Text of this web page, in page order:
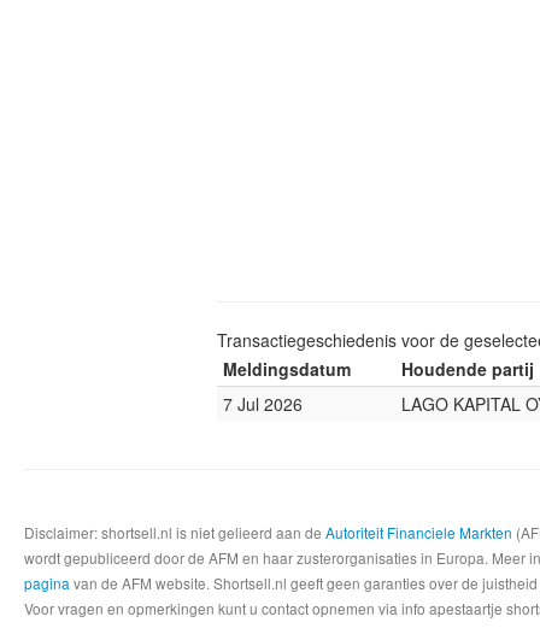
Transactiegeschiedenis voor de
Meldingsdatum
Houdende partij
7 Jul 2026
LAGO KAPITAL
Disclaimer: shortsell.nl is niet gelieerd aan de Autoriteit Financiele Markten
wordt gepubliceerd door de AFM en haar zusterorganisaties in Europa.
pagina van de AFM website. Shortsell.nl geeft geen garanties over de
Voor vragen en opmerkingen kunt u contact opnemen via info apestaartje